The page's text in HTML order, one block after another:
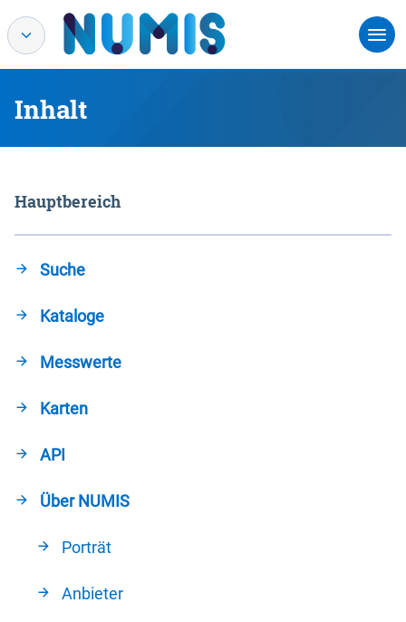
Inhalt
Hauptbereich
Suche
Kataloge
Messwerte
Karten
API
Über NUMIS
Porträt
Anbieter